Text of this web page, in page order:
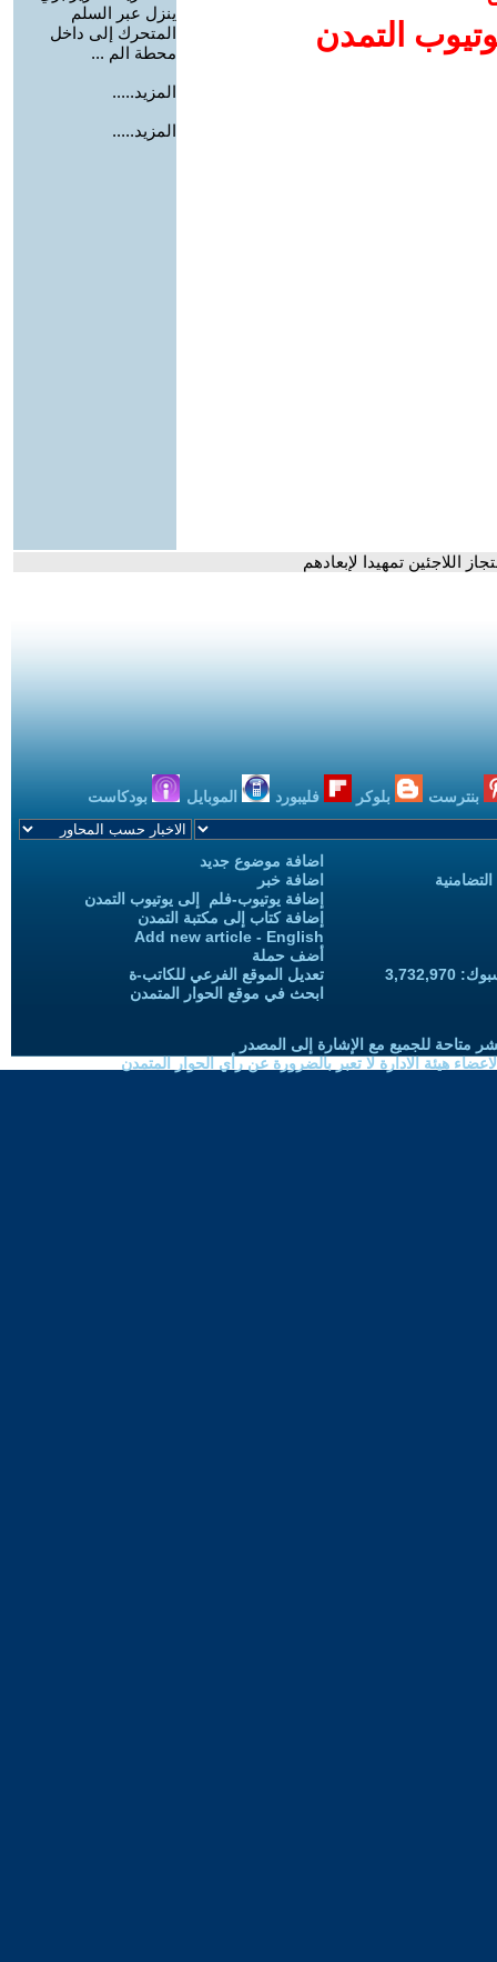
التمدن
ينزل عبر السلم
المتحرك إلى داخل
محطة الم ...
المزيد.....
المزيد.....
اللاجئين تمهيدا لإبعادهم
بنترست بلوكر فليبورد الموبايل بودكاست
اضافة موضوع جديد
اضافة خبر
إضافة يوتيوب-فلم إلى يوتيوب التمدن
إضافة كتاب إلى مكتبة التمدن
Add new article - English
أضف حملة
تعديل الموقع الفرعي للكاتب-ة
ابحث في موقع الحوار المتمدن
متاحة للجميع مع الإشارة إلى المصدر
هيئة الادارة لا تعبر بالضرورة عن رأي الحوار المتمدن